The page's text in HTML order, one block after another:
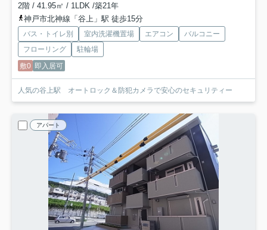
2階 / 41.95㎡ / 1LDK /築21年
神戸市北神線「谷上」駅 徒歩15分
バス・トイレ別 室内洗濯機置場 エアコン
バルコニー
フローリング
駐輪場
敷0 即入居可
人気の谷上駅 オートロック＆防犯カメラで安心のセキュリティー
アパート